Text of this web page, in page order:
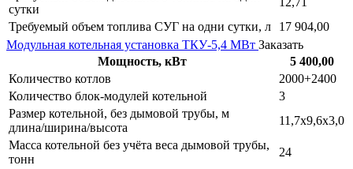
сутки
Требуемый объем топлива СУГ на одни сутки, л
17 904,00
Модульная котельная установка ТКУ-5,4 МВт Заказать
Мощность, кВт
5 400,00
Количество котлов
2000+2400
Количество блок-модулей котельной
3
Размер котельной, без дымовой трубы, м
длина/ширина/высота
11,7х9,6х3,0
Масса котельной без учёта веса дымовой трубы,
тонн
24